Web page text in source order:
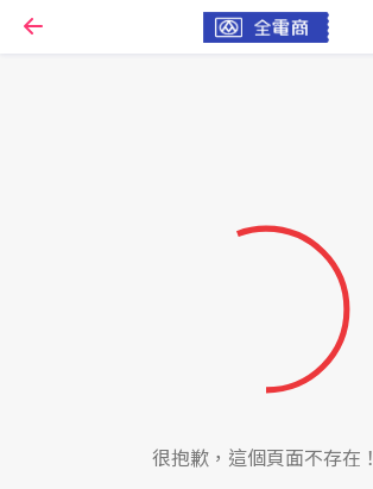
很抱歉，這個頁面不存在！